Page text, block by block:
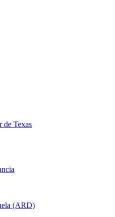
de Texas
(ARD)